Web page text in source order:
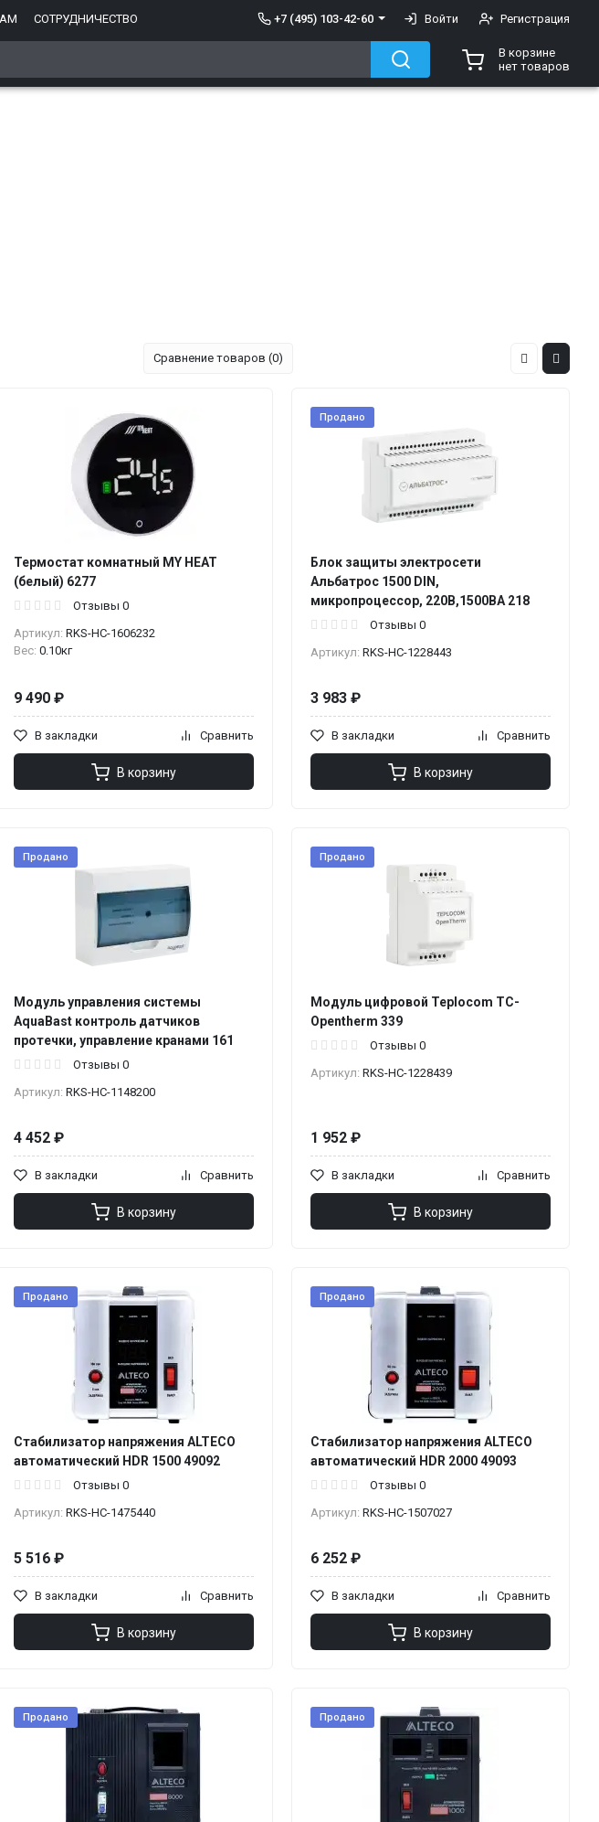
СОТРУДНИЧЕСТВО +7 (495) 103-42-60 Войти Регистрация
В корзине
нет товаров
Сравнение товаров (0)
Термостат комнатный MY HEAT
(белый) 6277
Отзывы 0
Артикул: RKS-НС-1606232
Вес: 0.10кг
9 490 ₽
В закладки Сравнить
В корзину
Продано
Блок защиты электросети
Альбатрос 1500 DIN,
микропроцессор, 220В,1500ВА 218
Отзывы 0
Артикул: RKS-НС-1228443
3 983 ₽
В закладки Сравнить
В корзину
Продано
Модуль управления системы
AquaBast контроль датчиков
протечки, управление кранами 161
Отзывы 0
Артикул: RKS-НС-1148200
4 452 ₽
В закладки Сравнить
В корзину
Продано
Модуль цифровой Teplocom TC-
Opentherm 339
Отзывы 0
Артикул: RKS-НС-1228439
1 952 ₽
В закладки Сравнить
В корзину
Продано
Стабилизатор напряжения ALTECO
автоматический HDR 1500 49092
Отзывы 0
Артикул: RKS-НС-1475440
5 516 ₽
В закладки Сравнить
В корзину
Продано
Стабилизатор напряжения ALTECO
автоматический HDR 2000 49093
Отзывы 0
Артикул: RKS-НС-1507027
6 252 ₽
В закладки Сравнить
В корзину
Продано Продано